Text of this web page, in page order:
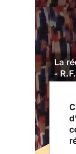
La
- R.F.